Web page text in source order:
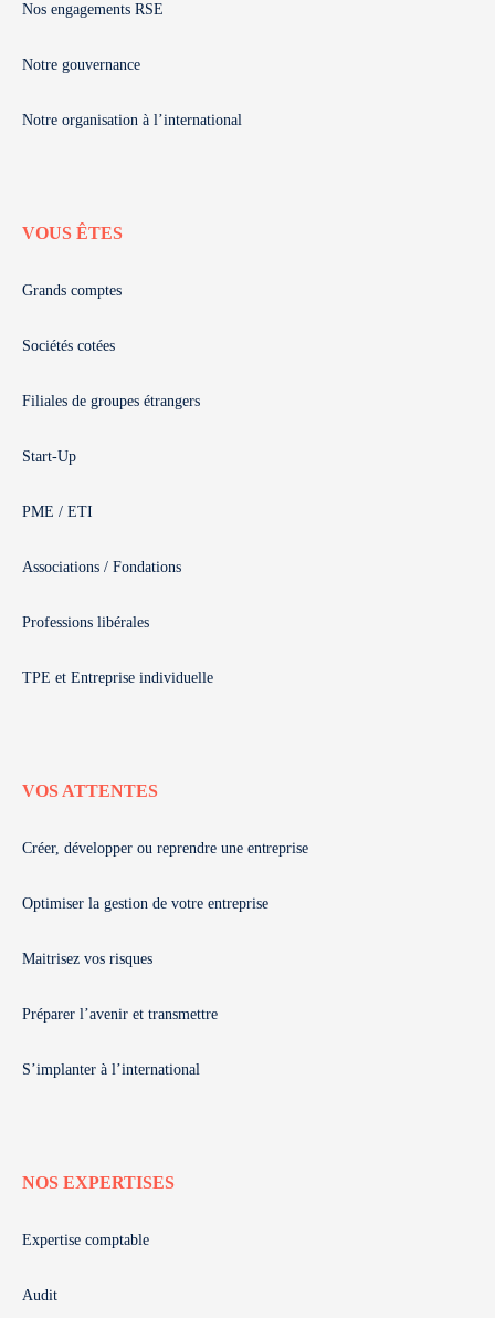
Nos engagements RSE
Notre gouvernance
Notre organisation à l’international
VOUS ÊTES
Grands comptes
Sociétés cotées
Filiales de groupes étrangers
Start-Up
PME / ETI
Associations / Fondations
Professions libérales
TPE et Entreprise individuelle
VOS ATTENTES
Créer, développer ou reprendre une entreprise
Optimiser la gestion de votre entreprise
Maitrisez vos risques
Préparer l’avenir et transmettre
S’implanter à l’international
NOS EXPERTISES
Expertise comptable
Audit